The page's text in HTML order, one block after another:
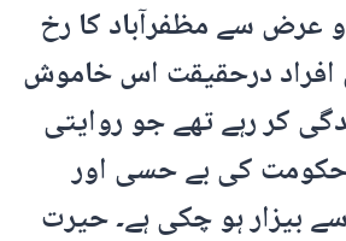
عرض سے مظفرآباد کا رخ
افراد درحقیقت اس خاموش
کر رہے تھے جو روایتی
کی بے حسی اور
بیزار ہو چکی ہے۔ حیرت